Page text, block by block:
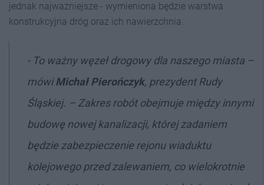
jednak najważniejsze - wymieniona będzie warstwa
konstrukcyjna dróg oraz ich nawierzchnia.
- To ważny węzeł drogowy dla naszego miasta –
mówiMichał Pierończyk, prezydent Rudy
Śląskiej. – Zakres robót obejmuje między innymi
budowę nowej kanalizacji, której zadaniem
będzie zabezpieczenie rejonu wiaduktu
kolejowego przed zalewaniem, co wielokrotnie